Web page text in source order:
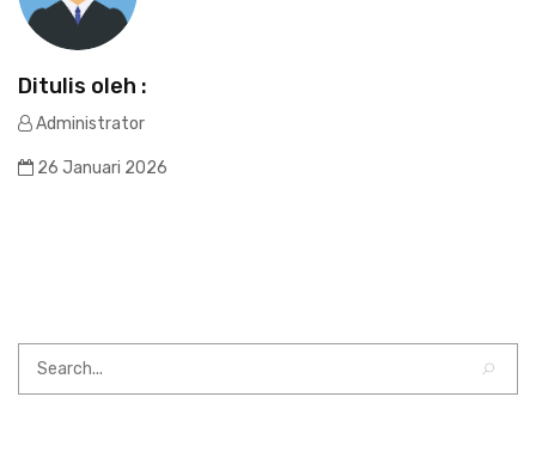
Ditulis oleh :
Administrator
26 Januari 2026